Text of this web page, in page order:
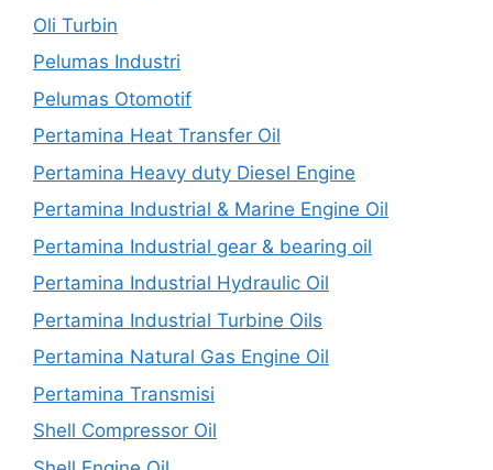
Oli Turbin
Pelumas Industri
Pelumas Otomotif
Pertamina Heat Transfer Oil
Pertamina Heavy duty Diesel Engine
Pertamina Industrial & Marine Engine Oil
Pertamina Industrial gear & bearing oil
Pertamina Industrial Hydraulic Oil
Pertamina Industrial Turbine Oils
Pertamina Natural Gas Engine Oil
Pertamina Transmisi
Shell Compressor Oil